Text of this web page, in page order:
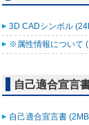
3D CADシンボル
※属性情報について
自己適合宣言
自己適合宣言書